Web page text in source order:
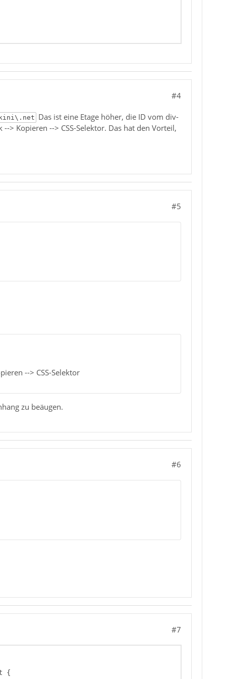
#4
Das ist eine Etage höher, die ID vom div-
> Kopieren --> CSS-Selektor. Das hat den Vorteil,
#5
--> CSS-Selektor
zu beäugen.
#6
#7